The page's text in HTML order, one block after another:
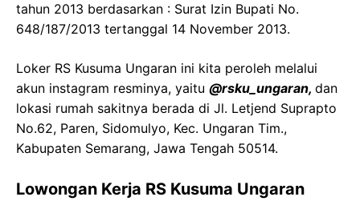
tahun 2013 berdasarkan : Surat Izin Bupati No.
648/187/2013 tertanggal 14 November 2013.
Loker RS Kusuma Ungaran ini kita peroleh melalui
akun instagram resminya, yaitu @rsku_ungaran, dan
lokasi rumah sakitnya berada di Jl. Letjend Suprapto
No.62, Paren, Sidomulyo, Kec. Ungaran Tim.,
Kabupaten Semarang, Jawa Tengah 50514.
Lowongan Kerja RS Kusuma Ungaran